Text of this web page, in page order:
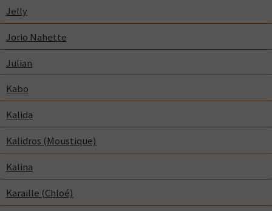
Jelly
Jorio Nahette
Julian
Kabo
Kalida
Kalidros (Moustique)
Kalina
Karaille (Chloé)